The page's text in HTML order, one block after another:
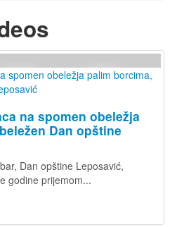
na spomen obeležja
Dan opštine
Dan opštine Leposavić,
godine prijemom...